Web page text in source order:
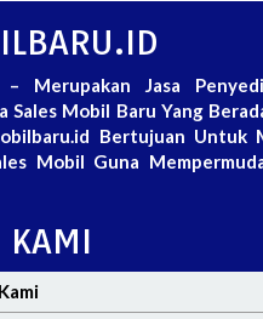
– Merupakan Jasa
Sales Mobil Baru Yang
Bertujuan Untuk
Mobil Guna
KAMI